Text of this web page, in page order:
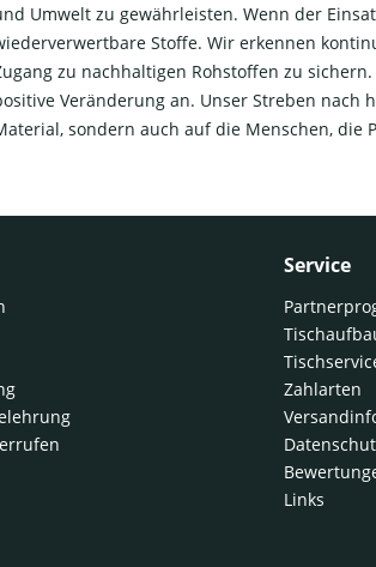
Umwelt zu gewährleisten. Wenn der
Stoffe. Wir erkennen
zu nachhaltigen Rohstoffen zu
Veränderung an. Unser Streben
sondern auch auf die Menschen, die
Service
Zahlarten
Links